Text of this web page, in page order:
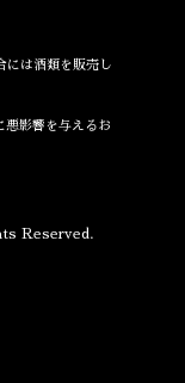
には酒類を販売し
影響を与えるお
Reserved.